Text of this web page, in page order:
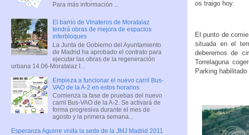
os traigo hoy.
El punto de
situada en el
deberemos de
Torrelaguna
Parking habilitado
Para más información ...
El barrio de Vinateros de Moratalaz
tendrá obras de mejora de espacios
interbloques
La Junta de Gobierno del Ayuntamiento
de Madrid ha aprobado el contrato para
ejecutar las obras de la regeneración
urbana 14.06-Moratalaz I...
Empieza a funcionar el nuevo carril Bus-
VAO de la A-2 en estos horarios
Comienza la fase de pruebas del nuevo
carril Bus-VAO de la A-2. Se activará de
forma progresiva durante el mes de
agosto y la primera semana...
Esperanza Aguirre visita la sede de la JMJ Madrid 2011